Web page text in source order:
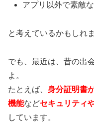
アプリ以外で素敵
と考えているかもしれ
でも、最近は、昔の出
よ。
たとえば、 身分証明書
機能などセキュリティ
しています。